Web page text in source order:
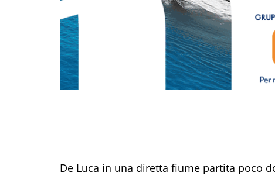
De Luca in una diretta fiume partita poco